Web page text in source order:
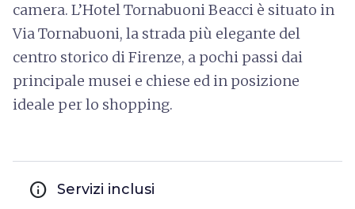
camera. L’Hotel Tornabuoni Beacci è situato in
Via Tornabuoni, la strada più elegante del
centro storico di Firenze, a pochi passi dai
principale musei e chiese ed in posizione
ideale per lo shopping.
info Servizi inclusi